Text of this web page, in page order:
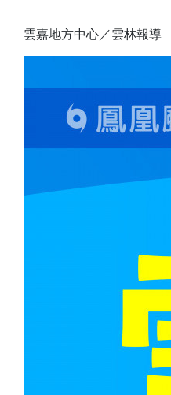
雲嘉地方中心／雲林報導